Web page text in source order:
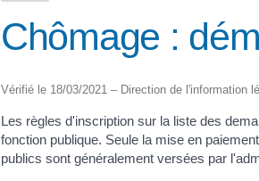
Chômage :
Vérifié le 18/03/2021 – Direction de l'information
Les règles d'inscription sur la liste des
fonction publique. Seule la mise en
publics sont généralement versées par